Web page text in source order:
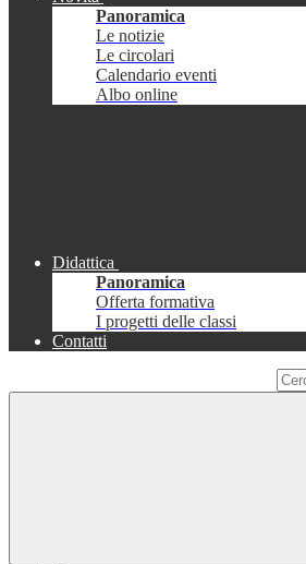
Panoramica
Le notizie
Le circolari
Calendario eventi
Albo online
Didattica
Panoramica
Offerta formativa
I progetti delle classi
Contatti